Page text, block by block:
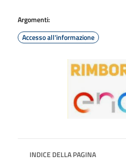
Argomenti:
Accesso all'informazione
INDICE DELLA PAGINA